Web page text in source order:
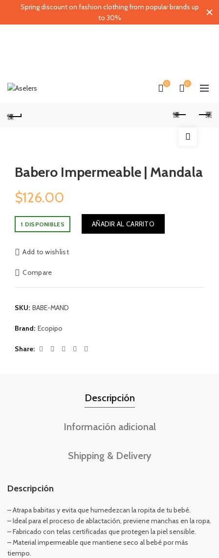
0 0
Babero Impermeable | Mandala
$126.00
1 DISPONIBLES AÑADIR AL CARRITO
Add to wishlist
Compare
SKU: BABE-MAND
Brand: Ecopipo
Share
Descripción
Información adicional
Shipping & Delivery
Descripción
– Atrapa babitas y evita que humedezcan la ropita de tu bebé.
– Ideal para el proceso de ablactación, previene manchas en la ropa.
– Fabricado con telas certificadas que protegen la piel sensible.
– Material impermeable que mantiene seco al bebé por más
tiempo.
Spring discount on fashion clothing from popular brands up
to 30%